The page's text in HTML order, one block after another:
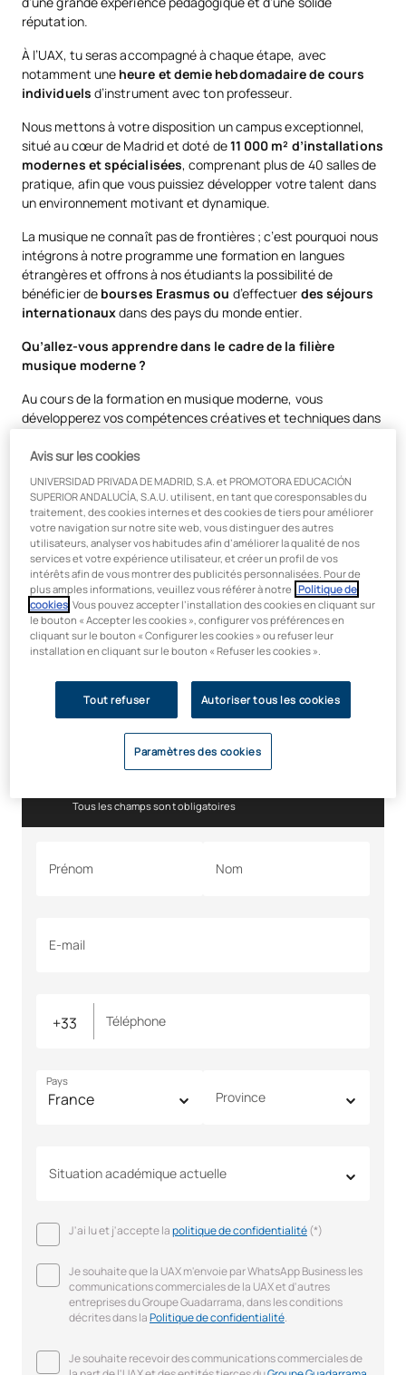
réputation.
À l’UAX, tu seras accompagné à chaque étape, avec
notamment une heure et demie hebdomadaire de cours
individuels d’instrument avec ton professeur.
Nous mettons à votre disposition un campus exceptionnel,
situé au cœur de Madrid et doté de11 000 m² d’installations
modernes et spécialisées, comprenant plus de 40 salles de
pratique, afin que vous puissiez développer votre talent dans
un environnement motivant et dynamique.
La musique ne connaît pas de frontières ; c’est pourquoi nous
intégrons à notre programme une formation en langues
étrangères et offrons à nos étudiants la possibilité de
bénéficier de bourses Erasmus ou d’effectuer des séjours
internationauxdans des pays du monde entier.
Qu’allez-vous apprendre dans le cadre de la filière
musique moderne ?
Au cours de la formation en musique moderne, vous
développerez vos compétences créatives et techniques dans
harmonie et en composition.
Maîtrise des principaux styles de musique moderne tels
que le jazz, le rock, la pop ou la soul.
Capacité à improviser et à composer des morceaux
originaux.
Des techniques avancées dans la maîtrise de ton
instrument.
Une compréhension approfondie de la production musicale
Des questions ? N'hésitez
pas à nous les poser
Tous les champs sont obligatoires
Prénom Nom
E-mail
Téléphone
Pays
Province
Situation académique actuelle
J'ai lu et j'accepte lapolitique de confidentialité(*)
Je souhaite que la UAX m'envoie par WhatsApp Business les
communications commerciales de la UAX et d'autres
entreprises du Groupe Guadarrama, dans les conditions
décrites dans laPolitique de confidentialité.
Je souhaite recevoir des communications commerciales de
Avis sur les cookies
UNIVERSIDAD PRIVADA DE MADRID, S.A. et PROMOTORA EDUCACIÓN
SUPERIOR ANDALUCÍA, S.A.U. utilisent, en tant que coresponsables du
traitement, des cookies internes et des cookies de tiers pour améliorer
votre navigation sur notre site web, vous distinguer des autres
utilisateurs, analyser vos habitudes afin d’améliorer la qualité de nos
services et votre expérience utilisateur, et créer un profil de vos
intérêts afin de vous montrer des publicités personnalisées. Pour de
plus amples informations, veuillez vous référer à notre Politique de
cookies . Vous pouvez accepter l’installation des cookies en cliquant sur
le bouton « Accepter les cookies », configurer vos préférences en
cliquant sur le bouton « Configurer les cookies » ou refuser leur
installation en cliquant sur le bouton « Refuser les cookies ».
Tout refuser Autoriser tous les cookies
Paramètres des cookies